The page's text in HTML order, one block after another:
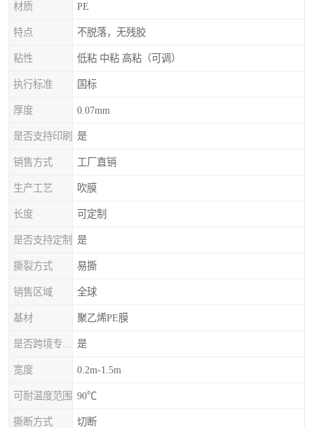
材质 PE
特点 不脱落，无残胶
粘性 低粘 中粘 高粘（可调）
执行标准 国标
厚度 0.07mm
是否支持印刷 是
销售方式 工厂直销
生产工艺 吹膜
长度 可定制
是否支持定制 是
撕裂方式 易撕
销售区域 全球
基材 聚乙烯PE膜
是
宽度 0.2m-1.5m
可耐温度范围 90℃
撕断方式 切断